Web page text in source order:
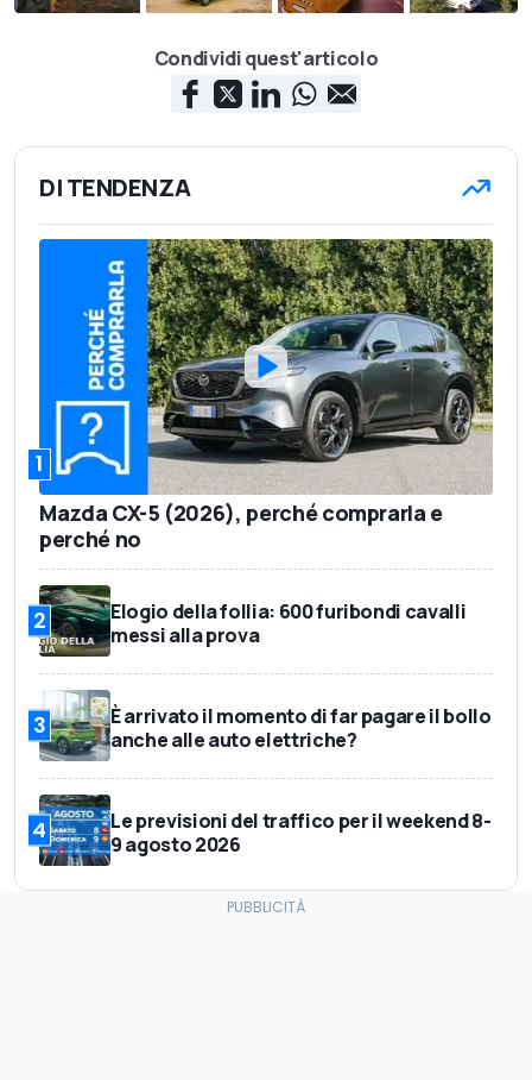
Condividi quest'articolo
DI TENDENZA
1
Mazda CX-5 (2026), perché comprarla e
perché no
2
Elogio della follia: 600 furibondi cavalli
messi alla prova
3
È arrivato il momento di far pagare il bollo
anche alle auto elettriche?
4
Le previsioni del traffico per il weekend 8-
9 agosto 2026